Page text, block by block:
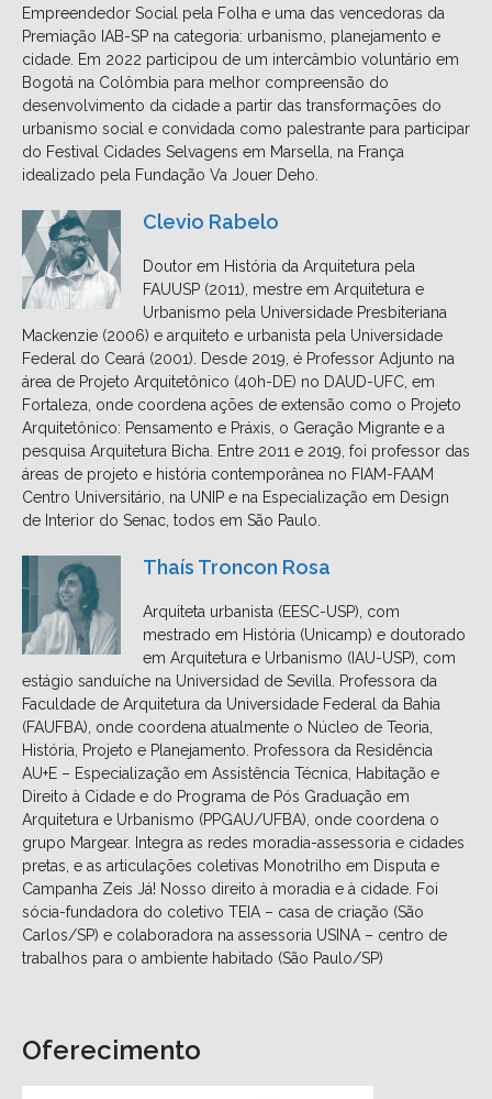
Empreendedor Social pela Folha e uma das vencedoras da
Premiação IAB-SP na categoria: urbanismo, planejamento e
cidade. Em 2022 participou de um intercâmbio voluntário em
Bogotá na Colômbia para melhor compreensão do
desenvolvimento da cidade a partir das transformações do
urbanismo social e convidada como palestrante para participar
do Festival Cidades Selvagens em Marsella, na França
idealizado pela Fundação Va Jouer Deho.
Clevio Rabelo
Doutor em História da Arquitetura pela
FAUUSP (2011), mestre em Arquitetura e
Urbanismo pela Universidade Presbiteriana
Mackenzie (2006) e arquiteto e urbanista pela Universidade
Federal do Ceará (2001). Desde 2019, é Professor Adjunto na
área de Projeto Arquitetônico (40h-DE) no DAUD-UFC, em
Fortaleza, onde coordena ações de extensão como o Projeto
Arquitetônico: Pensamento e Práxis, o Geração Migrante e a
pesquisa Arquitetura Bicha. Entre 2011 e 2019, foi professor das
áreas de projeto e história contemporânea no FIAM-FAAM
Centro Universitário, na UNIP e na Especialização em Design
de Interior do Senac, todos em São Paulo.
Thaís Troncon Rosa
Arquiteta urbanista (EESC-USP), com
mestrado em História (Unicamp) e doutorado
em Arquitetura e Urbanismo (IAU-USP), com
estágio sanduíche na Universidad de Sevilla. Professora da
Faculdade de Arquitetura da Universidade Federal da Bahia
(FAUFBA), onde coordena atualmente o Núcleo de Teoria,
História, Projeto e Planejamento. Professora da Residência
AU+E – Especialização em Assistência Técnica, Habitação e
Direito à Cidade e do Programa de Pós Graduação em
Arquitetura e Urbanismo (PPGAU/UFBA), onde coordena o
grupo Margear. Integra as redes moradia-assessoria e cidades
pretas, e as articulações coletivas Monotrilho em Disputa e
Campanha Zeis Já! Nosso direito à moradia e à cidade. Foi
sócia-fundadora do coletivo TEIA – casa de criação (São
Carlos/SP) e colaboradora na assessoria USINA – centro de
trabalhos para o ambiente habitado (São Paulo/SP)
Oferecimento